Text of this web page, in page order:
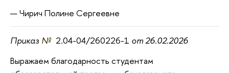
Чирич Полине Сергеевне
Приказ № 2.04-04/260226-1 от 26.02.2026
Выражаем благодарность студентам